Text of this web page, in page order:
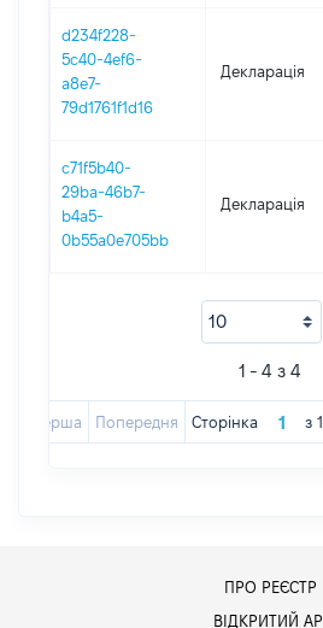
d234f228-
5c40-4ef6-
a8e7-
79d1761f1d16
Декларація
c71f5b40-
29ba-46b7-
b4a5-
0b55a0e705bb
Декларація
1 - 4 з 4
Перша Попередня Сторінка з 1
ПРО РЕЄСТР
ВІДКРИТИЙ АРІ